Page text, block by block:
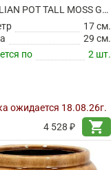
ВАЗА JULIAN POT TALL MOSS GREEN
17 см.
29 см.
по
2 шт.
ожидается 18.08.26г.
4 528 ₽
shopping_cart